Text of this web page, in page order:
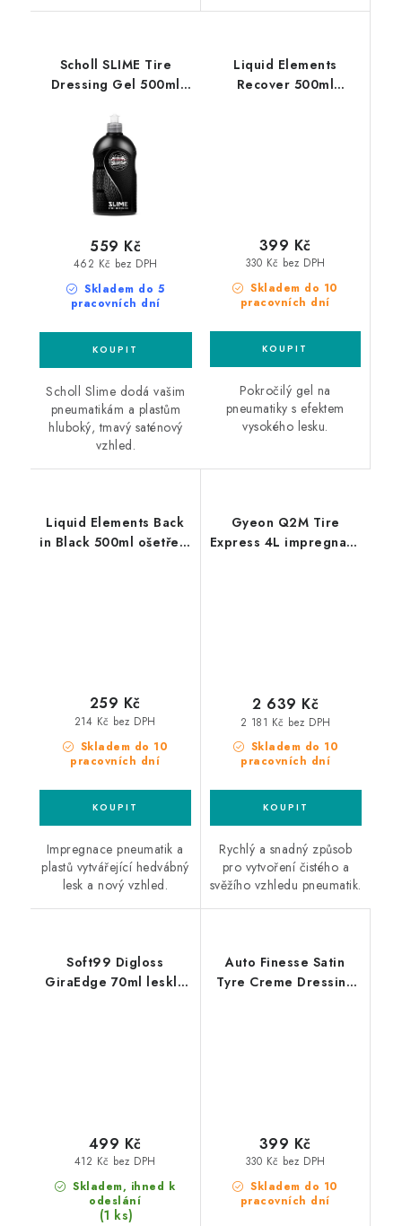
Scholl SLIME Tire
Dressing Gel 500ml
Skladem do 5
pracovních dní
462 Kč bez DPH
559 Kč
Scholl Slime dodá vašim
pneumatikám a plastům
hluboký, tmavý saténový
vzhled.
Liquid Elements
Recover 500ml
Skladem do 10
pracovních dní
330 Kč bez DPH
399 Kč
Pokročilý gel na
pneumatiky s efektem
vysokého lesku.
Liquid Elements Back
in Black 500ml ošetření
Skladem do 10
pracovních dní
214 Kč bez DPH
259 Kč
Impregnace pneumatik a
plastů vytvářející hedvábný
lesk a nový vzhled.
Gyeon Q2M Tire
Express 4L impregnace
Skladem do 10
pracovních dní
2 181 Kč bez DPH
2 639 Kč
Rychlý a snadný způsob
pro vytvoření čistého a
svěžího vzhledu pneumatik.
Soft99 Digloss
GiraEdge 70ml lesklá
Skladem, ihned k
odeslání
(1 ks)
412 Kč bez DPH
499 Kč
Auto Finesse Satin
Tyre Creme Dressing
Skladem do 10
pracovních dní
330 Kč bez DPH
399 Kč